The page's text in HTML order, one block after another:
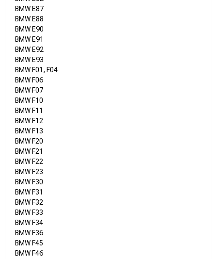
BMW E87
BMW E88
BMW E90
BMW E91
BMW E92
BMW E93
BMW F01, F04
BMW F06
BMW F07
BMW F10
BMW F11
BMW F12
BMW F13
BMW F20
BMW F21
BMW F22
BMW F23
BMW F30
BMW F31
BMW F32
BMW F33
BMW F34
BMW F36
BMW F45
BMW F46